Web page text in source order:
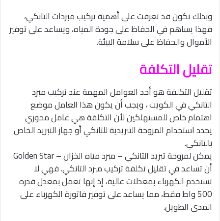
وبذلك تكون قد تعرفت على أهمية تركيب مبردات التانكي،
فهذا يساهم في الحفاظ على جودة المياه، ويساعد على توفير
الأموال والحفاظ على سلامة البيئة.
تقليل التكلفة
تقليل التكلفة هو أحد العوامل المهمة عند تركيب مبرد
التانكي في الكويت ، ويجب أن يكون هذا العامل موضع
اهتمام خاص للمستهلكين لأن التكلفة هي عامل محوري
يحدد استخدام المروحة التبريدية للتانكي أو جهاز التبريد الخاص
بالتانكي.
يمكن لمروحة تبريد التانكي – مبرد مياه الخزان – Golden Star
أن تساعد في تقليل تكلفة تركيب مبرد التانكي. فهي لا
تستخدم الكهرباء بمعدلات عالية، إذ إنها تعمل بمعدل قدره
500 واط فقط، مما يساعد على توفير فاتورة الكهرباء على
المدى الطويل.